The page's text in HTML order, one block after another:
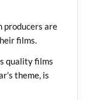
producers are
films.
quality films
theme, is